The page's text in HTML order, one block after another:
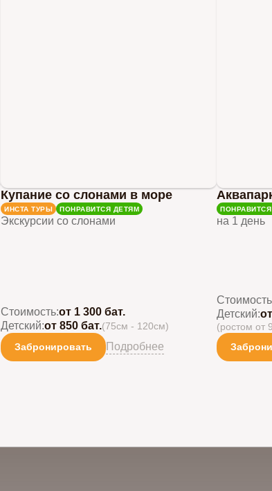
Купание со слонами в море
ИНСТА ТУРЫ ПОНРАВИТСЯ ДЕТЯМ
Экскурсии со слонами
Стоимость:от 1 300 бат.
Детский:от 850 бат.(75см - 120см)
Забронировать
Подробнее
на 1 день
Детский:
(ростом от